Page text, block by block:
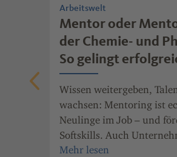
Arbeitswelt
Mentor oder
der Chemie- und
So gelingt
Wissen weitergeben,
wachsen: Mentoring ist
Neulinge im Job – und
Softskills. Auch
Pharmaindustrie